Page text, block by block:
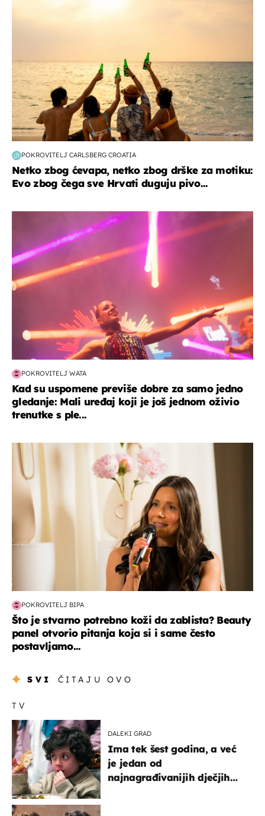
POKROVITELJ CARLSBERG CROATIA
Netko zbog ćevapa, netko zbog drške za motiku:
Evo zbog čega sve Hrvati duguju pivo...
POKROVITELJ WATA
Kad su uspomene previše dobre za samo jedno
gledanje: Mali uređaj koji je još jednom oživio
trenutke s ple...
moda & ljepota
POKROVITELJ BIPA
Što je stvarno potrebno koži da zablista? Beauty
panel otvorio pitanja koja si i same često
postavljamo...
SVI ČITAJU OVO
TV
DALEKI GRAD
Ima tek šest godina, a već
je jedan od
najnagrađivanijih dječjih